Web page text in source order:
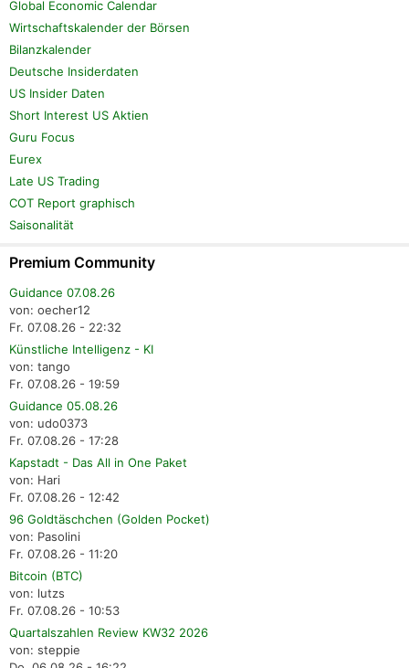
Global Economic Calendar
Wirtschaftskalender der Börsen
Bilanzkalender
Deutsche Insiderdaten
US Insider Daten
Short Interest US Aktien
Guru Focus
Eurex
Late US Trading
COT Report graphisch
Saisonalität
Premium Community
Guidance 07.08.26
von: oecher12
Fr. 07.08.26 - 22:32
Künstliche Intelligenz - KI
von: tango
Fr. 07.08.26 - 19:59
Guidance 05.08.26
von: udo0373
Fr. 07.08.26 - 17:28
Kapstadt - Das All in One Paket
von: Hari
Fr. 07.08.26 - 12:42
96 Goldtäschchen (Golden Pocket)
von: Pasolini
Fr. 07.08.26 - 11:20
Bitcoin (BTC)
von: lutzs
Fr. 07.08.26 - 10:53
Quartalszahlen Review KW32 2026
von: steppie